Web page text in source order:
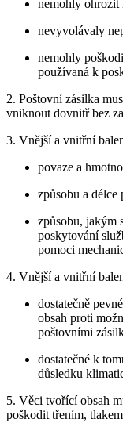
nemohly ohrozit
nevyvolávaly
nemohly
používaná k
2. Poštovní zásilka
vniknout dovnitř bez
3. Vnější a vnitřní
povaze a
způsobu a
způsobu, jakým
poskytování
pomoci
4. Vnější a vnitřní
dostatečně
obsah proti
poštovními
dostatečné k
důsledku
5. Věci tvořící obsah
poškodit třením,